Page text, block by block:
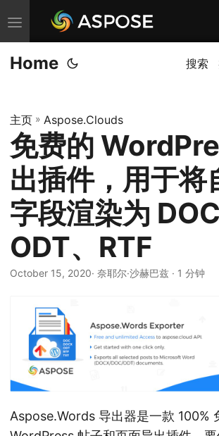
切
换
导
Home 搜索
主页 » Aspose.Clouds
免费的
出插件，用于将
字段渲染为
ODT、RTF
October 15, 2020· 奈耶尔·沙赫巴兹 · 1 分钟
Aspose.Words 导出器是一款 100%